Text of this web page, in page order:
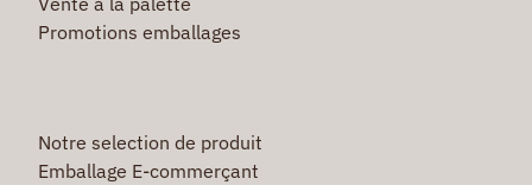
Promotions emballages
Notre selection de produit
Emballage E-commerçant